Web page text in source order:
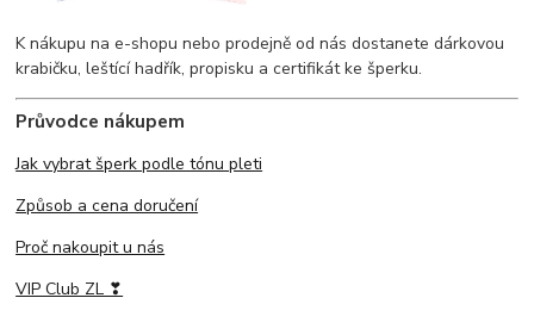
K nákupu na e-shopu nebo prodejně od nás dostanete dárkovou
krabičku, leštící hadřík, propisku a certifikát ke šperku.
Průvodce nákupem
Jak vybrat šperk podle tónu pleti
Způsob a cena doručení
Proč nakoupit u nás
VIP Club ZL ❣